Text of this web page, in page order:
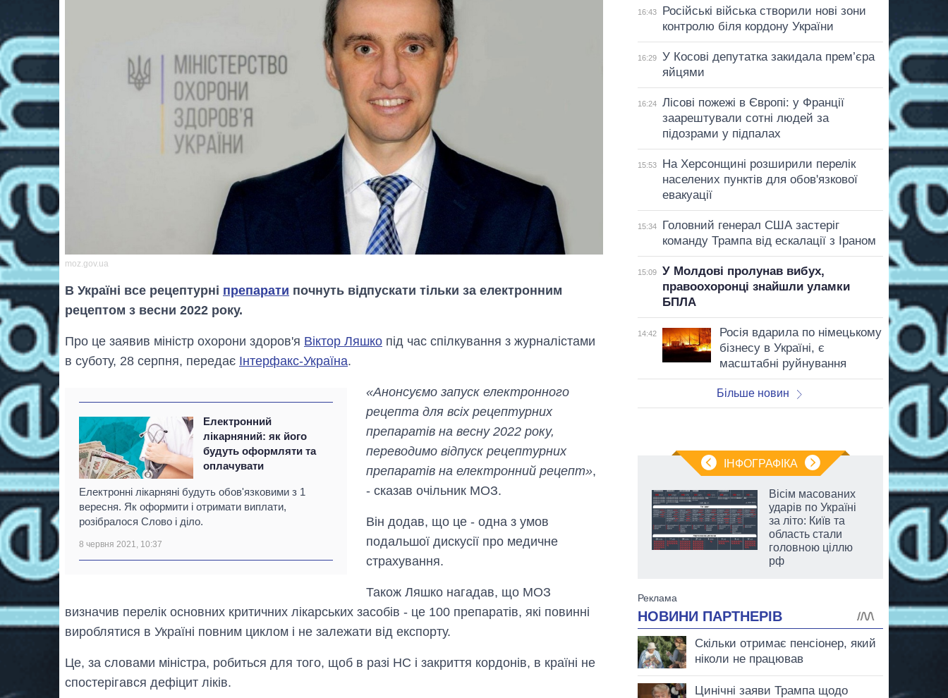
moz.gov.ua
В Україні все рецептурні препарати почнуть відпускати тільки за електронним
рецептом з весни 2022 року.
Про це заявив міністр охорони здоров'я Віктор Ляшко під час спілкування з журналістами
в суботу, 28 серпня, передає Інтерфакс-Україна.
Електронний
лікарняний: як його
будуть оформляти та
оплачувати
Електронні лікарняні будуть обов'язковими з 1
вересня. Як оформити і отримати виплати,
розібралося Слово і діло.
8 червня 2021, 10:37
«Анонсуємо запуск електронного
рецепта для всіх рецептурних
препаратів на весну 2022 року,
переводимо відпуск рецептурних
препаратів на електронний рецепт»,
- сказав очільник МОЗ.
Він додав, що це - одна з умов
подальшої дискусії про медичне
страхування.
Також Ляшко нагадав, що МОЗ
визначив перелік основних критичних лікарських засобів - це 100 препаратів, які повинні
вироблятися в Україні повним циклом і не залежати від експорту.
Це, за словами міністра, робиться для того, щоб в разі НС і закриття кордонів, в країні не
спостерігався дефіцит ліків.
16:43
Російські війська створили нові зони
контролю біля кордону України
16:29
У Косові депутатка закидала прем’єра
яйцями
16:24
Лісові пожежі в Європі: у Франції
заарештували сотні людей за
підозрами у підпалах
15:53
На Херсонщині розширили перелік
населених пунктів для обов'язкової
евакуації
15:34
Головний генерал США застеріг
команду Трампа від ескалації з Іраном
15:09
У Молдові пролунав вибух,
правоохоронці знайшли уламки
БПЛА
14:42
Росія вдарила по німецькому
бізнесу в Україні, є
масштабні руйнування
Більше новин
ІНФОГРАФІКА
довго обіймав
СЗР
Вісім масованих
ударів по Україні
за літо: Київ та
область стали
головною ціллю
рф